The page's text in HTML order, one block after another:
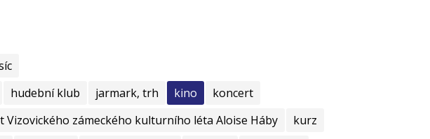
hudební klub jarmark, trh kino
koncert
Vizovického zámeckého kulturního léta Aloise Háby
kurz